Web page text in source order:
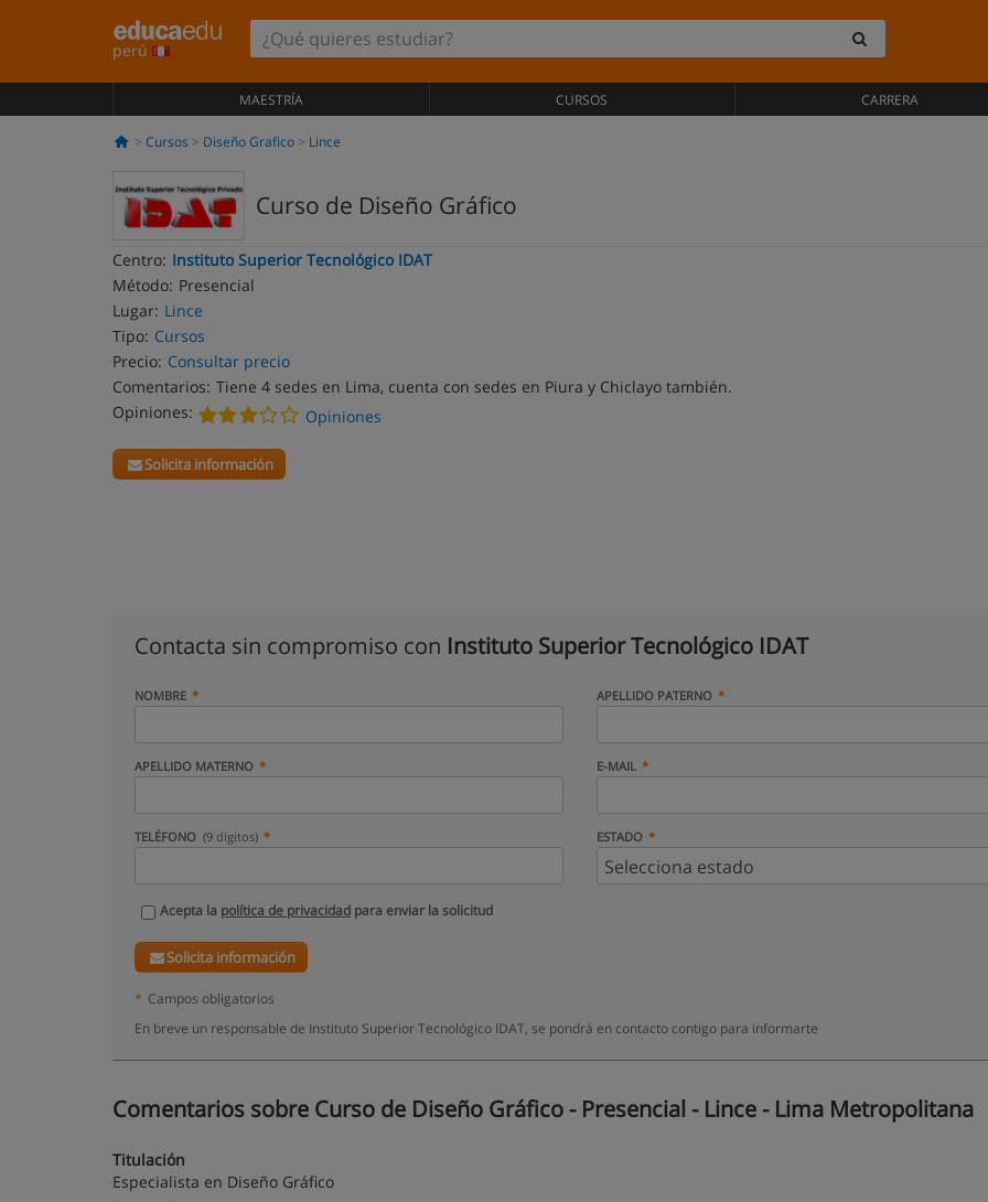
perú
MAESTRÍA CURSOS CARRERA
Cursos Diseño Grafico Lince
Curso de Diseño Gráfico
Centro: Instituto Superior Tecnológico IDAT
Método: Presencial
Lugar: Lince
Tipo: Cursos
Precio: Consultar precio
Comentarios: Tiene 4 sedes en Lima, cuenta con sedes en Piura y Chiclayo también.
Opiniones:
Opiniones
Solicita información
Contacta sin compromiso con Instituto Superior Tecnológico IDAT
NOMBRE APELLIDO PATERNO
APELLIDO MATERNO E-MAIL
TELÉFONO (9 dígitos) ESTADO
Acepta la política de privacidad para enviar la solicitud
Solicita información
* Campos obligatorios
En breve un responsable de Instituto Superior Tecnológico IDAT, se pondrá en contacto contigo para informarte
Comentarios sobre Curso de Diseño Gráfico - Presencial - Lince - Lima Metropolitana
Titulación
Especialista en Diseño Gráfico